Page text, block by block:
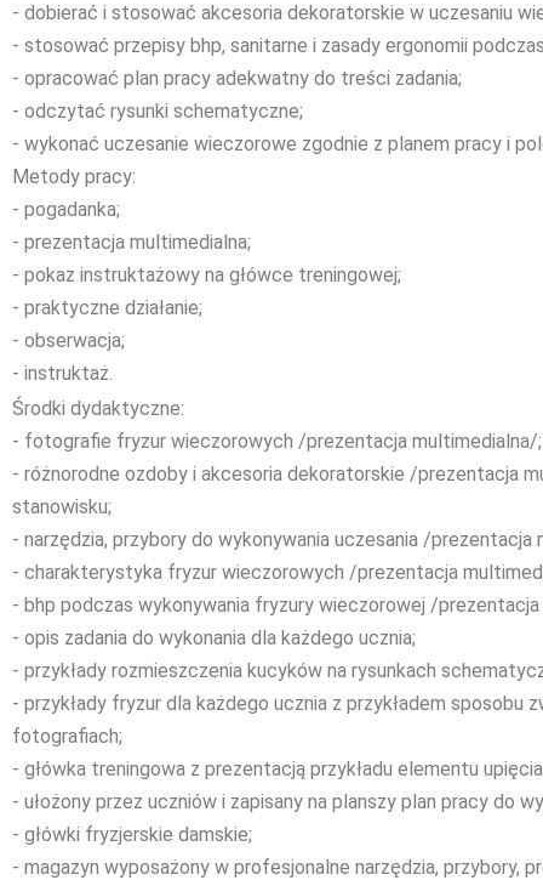
- dobierać i stosować akcesoria dekoratorskie w uczesaniu
- stosować przepisy bhp, sanitarne i zasady ergonomii
- opracować plan pracy adekwatny do treści zadania;
- odczytać rysunki schematyczne;
- wykonać uczesanie wieczorowe zgodnie z planem pracy i
Metody pracy:
- pogadanka;
- prezentacja multimedialna;
- pokaz instruktażowy na główce treningowej;
- praktyczne działanie;
- obserwacja;
- instruktaż.
Środki dydaktyczne:
- fotografie fryzur wieczorowych /prezentacja multimedialna/;
- różnorodne ozdoby i akcesoria dekoratorskie /prezentacja
stanowisku;
- narzędzia, przybory do wykonywania uczesania /prezentacja
- charakterystyka fryzur wieczorowych /prezentacja
- bhp podczas wykonywania fryzury wieczorowej /
- opis zadania do wykonania dla każdego ucznia;
- przykłady rozmieszczenia kucyków na rysunkach
- przykłady fryzur dla każdego ucznia z przykładem sposobu
fotografiach;
- główka treningowa z prezentacją przykładu elementu
- ułożony przez uczniów i zapisany na planszy plan pracy do
- główki fryzjerskie damskie;
- magazyn wyposażony w profesjonalne narzędzia, przybory,